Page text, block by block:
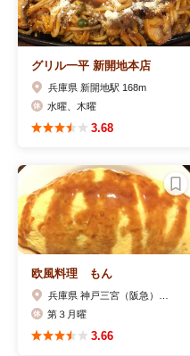
グリル一平 新開地本店
兵庫県 新開地駅 168m
水曜、木曜
3.68
欧風料理 もん
第３月曜
3.66